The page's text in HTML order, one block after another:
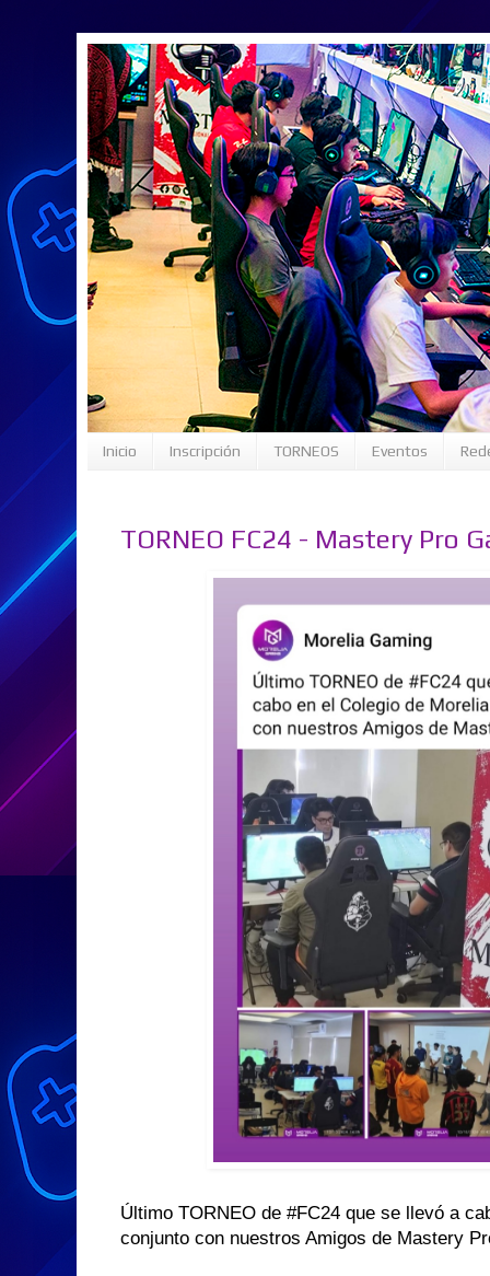
Inicio Inscripción TORNEOS Eventos
TORNEO FC24 - Mastery Pro
Último TORNEO de #FC24 que se llevó a
conjunto con nuestros Amigos de Mastery